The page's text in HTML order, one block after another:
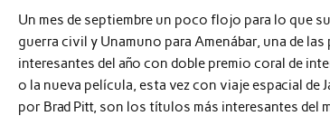
Un mes de septiembre un poco flojo para lo que
guerra civil y Unamuno para Amenábar, una de las
interesantes del año con doble premio coral de
o la nueva película, esta vez con viaje espacial de
por Brad Pitt, son los títulos más interesantes del